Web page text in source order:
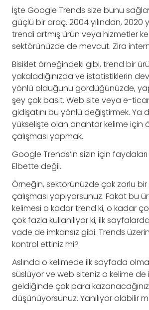
İşte Google Trends size bunu
güçlü bir araç. 2004 yılından, 2020
trendi artmış ürün veya hizmetler
sektörünüzde de mevcut. Zira
Bisiklet örneğindeki gibi, trend bir
yakaladığınızda ve istatistiklerin
yönlü olduğunu gördüğünüzde,
şey çok basit. Web site veya e-
gidişatını bu yönlü değiştirmek. Ya
yükselişte olan anahtar kelime için
çalışması yapmak.
Google Trends’in sizin için
Elbette değil.
Örneğin, sektörünüzde çok zorlu
çalışması yapıyorsunuz. Fakat bu
kelimesi o kadar trend ki, o kadar
çok fazla kullanılıyor ki, ilk
vade de imkansız gibi. Trends
kontrol ettiniz mi?
Aslında o kelimede ilk sayfada
süslüyor ve web siteniz o kelime de
geldiğinde çok para
düşünüyorsunuz. Yanılıyor olabilir